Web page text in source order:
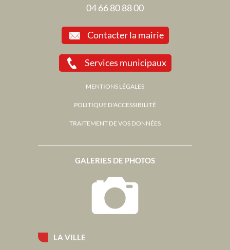
LA VILLE
GALERIES DE PHOTOS
04 66 80 88 00
Contacter la mairie
Services municipaux
MENTIONS LÉGALES
POLITIQUE D'ACCESSIBILITÉ
TRAITEMENT DE VOS DONNÉES